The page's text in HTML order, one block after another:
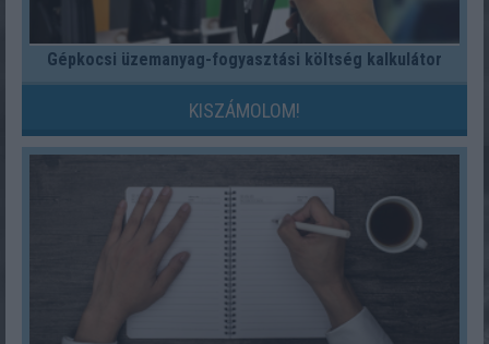
Gépkocsi üzemanyag-fogyasztási költség kalkulátor
KISZÁMOLOM!